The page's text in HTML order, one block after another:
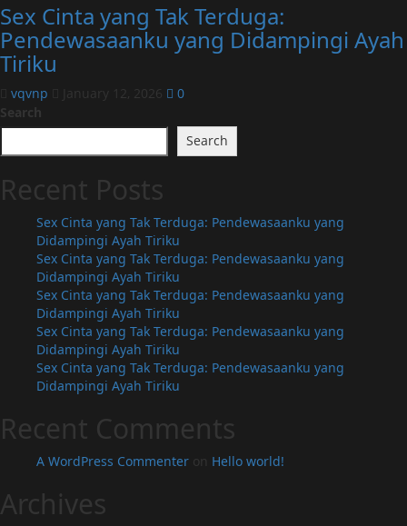
Sex Cinta yang Tak Terduga:
Pendewasaanku yang Didampingi Ayah
Tiriku
vqvnp January 12, 2026
0
Search
Search
Recent Posts
Sex Cinta yang Tak Terduga: Pendewasaanku yang
Didampingi Ayah Tiriku
Sex Cinta yang Tak Terduga: Pendewasaanku yang
Didampingi Ayah Tiriku
Sex Cinta yang Tak Terduga: Pendewasaanku yang
Didampingi Ayah Tiriku
Sex Cinta yang Tak Terduga: Pendewasaanku yang
Didampingi Ayah Tiriku
Sex Cinta yang Tak Terduga: Pendewasaanku yang
Didampingi Ayah Tiriku
Recent Comments
A WordPress Commenter on Hello world!
Archives